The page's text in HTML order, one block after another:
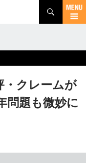
・クレームが
題も微妙に